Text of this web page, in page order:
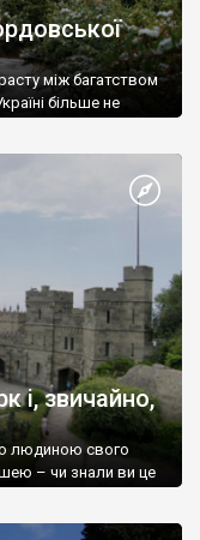
між багатством
більше не
і, звичайно,
людиною свого
– чи знали ви це